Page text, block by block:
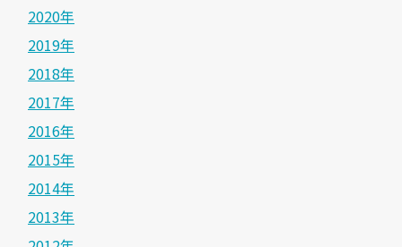
2020年
2019年
2018年
2017年
2016年
2015年
2014年
2013年